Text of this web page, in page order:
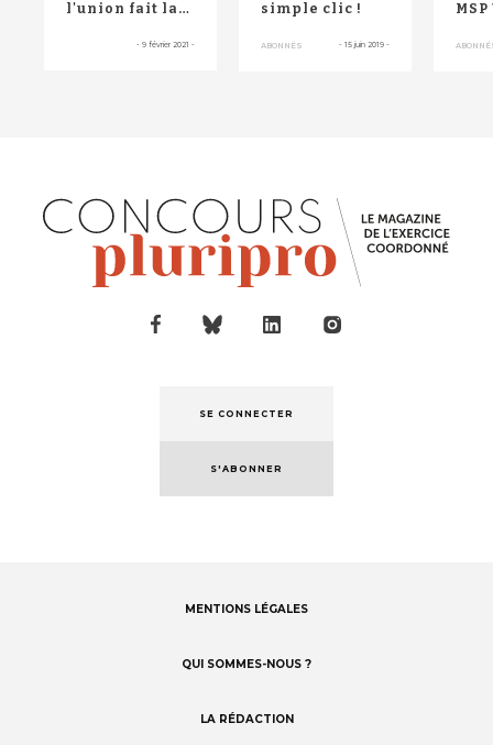
l'union fait la
- 9 février 2021 -
simple clic !
ABONNÉS - 15 juin 2019 -
MSP
SE CONNECTER
S'ABONNER
MENTIONS LÉGALES
QUI SOMMES-NOUS ?
LA RÉDACTION